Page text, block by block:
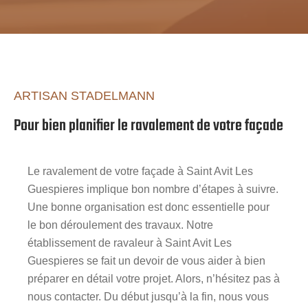
ARTISAN STADELMANN
Pour bien planifier le ravalement de votre façade
Le ravalement de votre façade à Saint Avit Les
Guespieres implique bon nombre d’étapes à suivre.
Une bonne organisation est donc essentielle pour
le bon déroulement des travaux. Notre
établissement de ravaleur à Saint Avit Les
Guespieres se fait un devoir de vous aider à bien
préparer en détail votre projet. Alors, n’hésitez pas à
nous contacter. Du début jusqu’à la fin, nous vous